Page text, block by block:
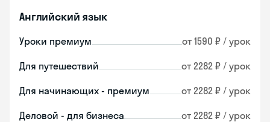
Английский язык
Уроки премиум от 1590 ₽ / урок
Для путешествий от 2282 ₽ / урок
Для начинающих - премиум от 2282 ₽ / урок
Деловой - для бизнеса от 2282 ₽ / урок